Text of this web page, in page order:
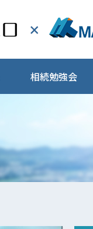
相続勉強会